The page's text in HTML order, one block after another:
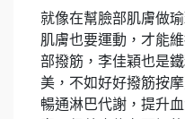
就像在幫臉部肌膚做
肌膚也要運動，才能
部撥筋，李佳穎也是
美，不如好好撥筋按
暢通淋巴代謝，提升